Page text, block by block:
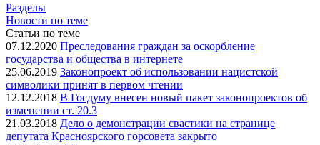
Разделы
Новости по теме
Статьи по теме
07.12.2020 Преследования граждан за оскорбление
государства и общества в интернете
25.06.2019 Законопроект об использовании нацистской
символики принят в первом чтении
12.12.2018 В Госдуму внесен новый пакет законопроектов об
изменении ст. 20.3
21.03.2018 Дело о демонстрации свастики на странице
депутата Красноярского горсовета закрыто